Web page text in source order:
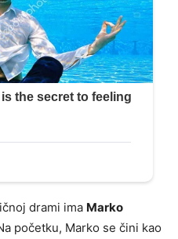
drami ima Marko
početku, Marko se čini kao